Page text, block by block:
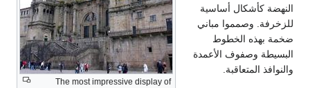
The most impressive display of
النهضة كأشكال أساسية
للزخرفة. وصمموا مباني
ضخمة بهذه الخطوط
البسيطة وصفوف الأعمدة
والنوافذ المتعاقبة.